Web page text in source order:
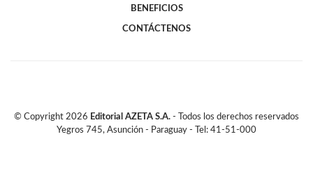
BENEFICIOS
CONTÁCTENOS
© Copyright 2026 Editorial AZETA S.A. - Todos los derechos reservados
Yegros 745, Asunción - Paraguay - Tel: 41-51-000